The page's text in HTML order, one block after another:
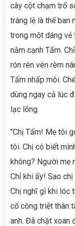
cây cột chạm trổ
tráng lệ là thế ban
trong một dáng vẻ
nằm cạnh Tấm.
rón rén vén rèm
Tấm nhấp môi.
dùng ngay cả lúc
lạc lõng.
"Chị Tấm! Mẹ tôi
tôi. Chị có biết
không? Người mẹ
Chỉ khi ấy! Sao
Chị nghĩ gì khi lóc
cố công triệt thân
anh. Đã chặt xoan